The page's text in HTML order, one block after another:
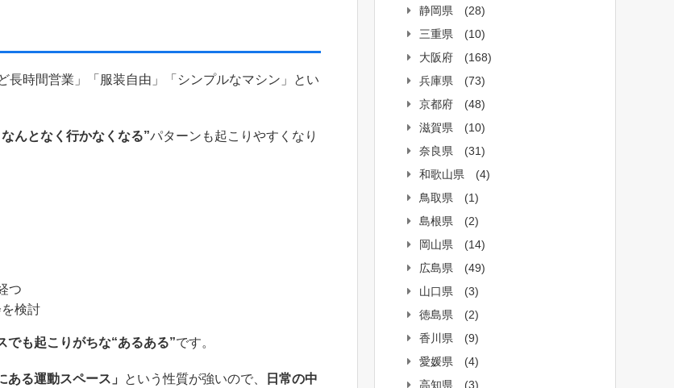
時間営業」「服装自由」「シンプルなマシン」とい
んとなく行かなくなる”パターンも起こりやすくなり
つ
検討
でも起こりがちな“あるある”です。
ある運動スペース」 という性質が強いので、
日常の中
静岡県
(28)
三重県
(10)
大阪府
(168)
兵庫県
(73)
京都府
(48)
滋賀県
(10)
奈良県
(31)
和歌山県
(4)
鳥取県
(1)
島根県
(2)
岡山県
(14)
広島県
(49)
山口県
(3)
徳島県
(2)
香川県
(9)
愛媛県
(4)
高知県
(3)